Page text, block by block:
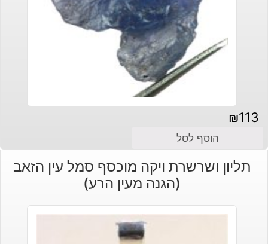
₪113
הוסף לסל
תליון ושרשרת ויקה מוכסף סמל עין הזאב
(הגנה מעין הרע)